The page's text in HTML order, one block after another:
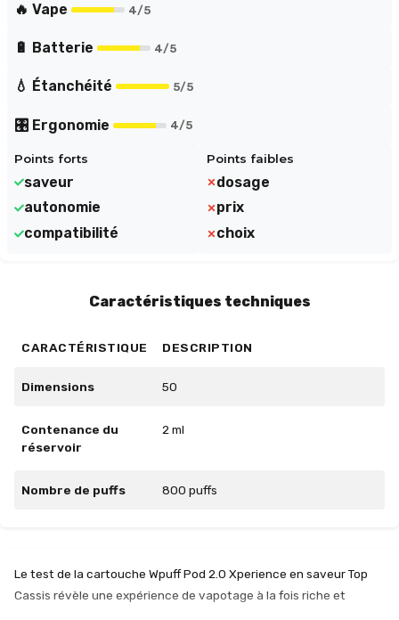
🔥 Vape 4/5
🔋 Batterie 4/5
💧 Étanchéité 5/5
🎛️ Ergonomie 4/5
Points forts
saveur
autonomie
compatibilité
Points faibles
dosage
prix
choix
Caractéristiques techniques
CARACTÉRISTIQUE DESCRIPTION
Dimensions 50
Contenance du
réservoir
2 ml
Nombre de puffs 800 puffs
Le test de la cartouche Wpuff Pod 2.0 Xperience en saveur Top
Cassis révèle une expérience de vapotage à la fois riche et